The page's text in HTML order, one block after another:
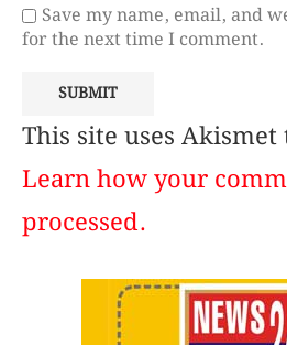
Save my name, email, and
for the next time I comment.
This site uses
Learn how your
processed.